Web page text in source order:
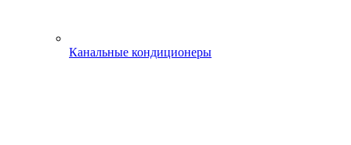
Канальные кондиционеры